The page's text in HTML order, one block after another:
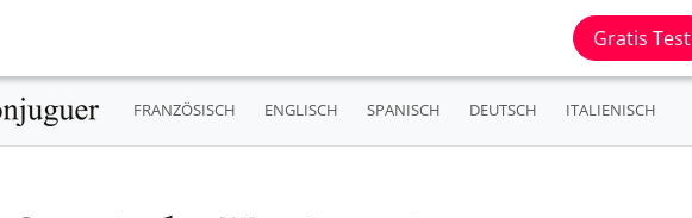
Gratis Test
FRANZÖSISCH ENGLISCH SPANISCH DEUTSCH ITALIENISCH